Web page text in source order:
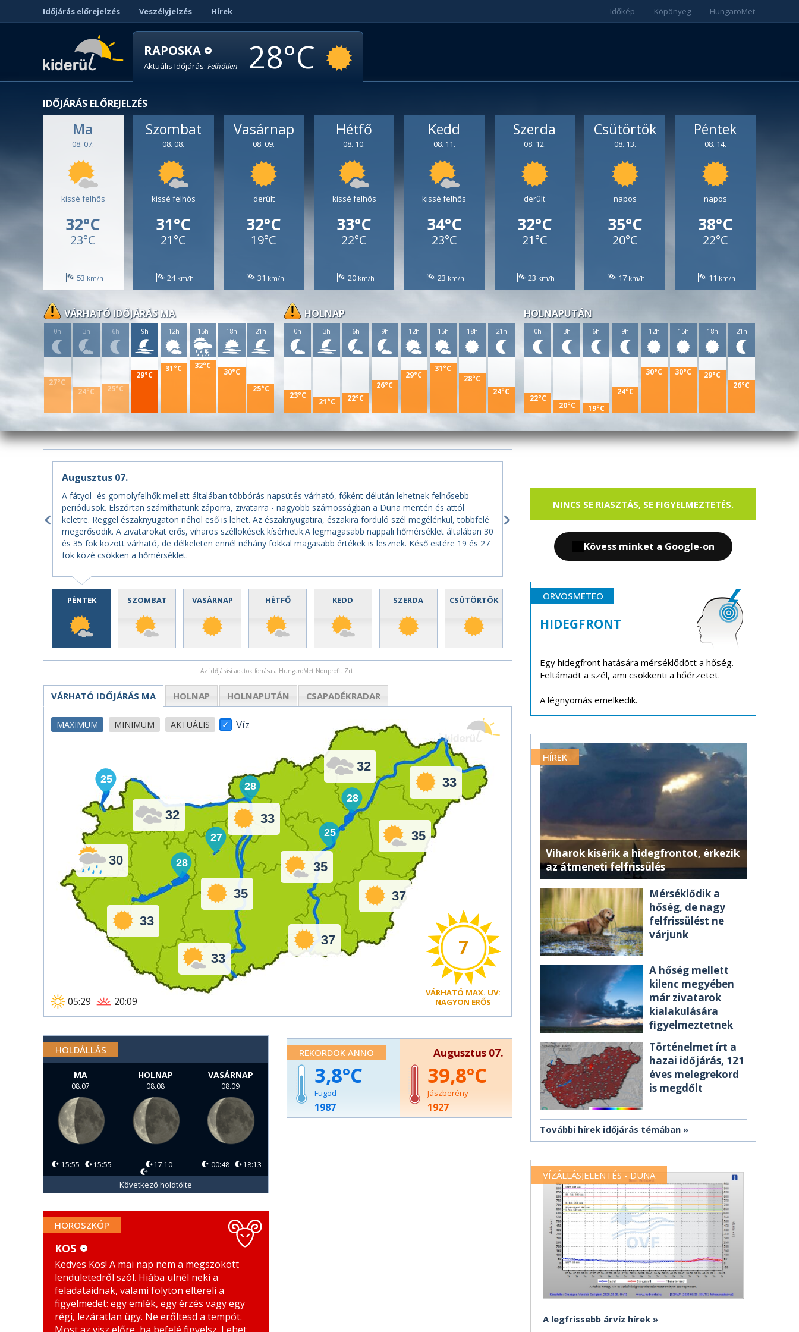
Időjárás előrejelzés Veszélyjelzés Hírek HungaroMet
Köpönyeg
Időkép
RAPOSKA
Aktuális Időjárás: Felhőtlen 28
IDŐJÁRÁS ELŐREJELZÉS
Ma
08. 07.
kissé felhős
32°C
23°C
53
Szombat
08. 08.
kissé felhős
31°C
21°C
24
Vasárnap
08. 09.
derült
32°C
19°C
31
Hétfő
08. 10.
kissé felhős
33°C
22°C
20
Kedd
08. 11.
kissé felhős
34°C
23°C
23
Szerda
08. 12.
derült
32°C
21°C
23
Csütörtök
08. 13.
napos
35°C
20°C
17
Péntek
08. 14.
napos
38°C
22°C
11
VÁRHATÓ IDŐJÁRÁS MA
0h
27°C
3h
24°C
6h
25°C
9h
29°C
12h
31°C
15h
32°C
18h
30°C
21h
25°C
HOLNAP
0h
23°C
3h
21°C
6h
22°C
9h
26°C
12h
29°C
15h
31°C
18h
28°C
21h
24°C
HOLNAPUTÁN
0h
22°C
3h
20°C
6h
19°C
9h
24°C
12h
30°C
15h
30°C
18h
29°C
21h
26°C
Augusztus 07.
A fátyol- és gomolyfelhők mellett általában többórás napsütés várható, főként délután lehetnek felhősebb
periódusok. Elszórtan számíthatunk záporra, zivatarra - nagyobb számosságban a Duna mentén és attól
keletre. Reggel északnyugaton néhol eső is lehet. Az északnyugatira, északira forduló szél megélénkül, többfelé
megerősödik. A zivatarokat erős, viharos széllökések kísérhetik.A legmagasabb nappali hőmérséklet általában 30
és 35 fok között várható, de délkeleten ennél néhány fokkal magasabb értékek is lesznek. Késő estére 19 és 27
fok közé csökken a hőmérséklet.
PÉNTEK SZOMBAT VASÁRNAP HÉTFŐ KEDD SZERDA CSÜTÖRTÖK
Az időjárási adatok forrása a HungaroMet Nonprofit Zrt.
VÁRHATÓ IDŐJÁRÁS MA HOLNAP HOLNAPUTÁN CSAPADÉKRADAR
32
30
33
35
33
37
35
33
32
37
35
33
28
28
27
25
25
28
05:29 20:09
7
VÁRHATÓ MAX. UV:
NAGYON ERŐS
Víz
MAXIMUM MINIMUM AKTUÁLIS
HOLDÁLLÁS
MA
08.07
15:55 15:55
HOLNAP
08.08
17:10
VASÁRNAP
08.09
00:48 18:13
Következő holdtölte
HOROSZKÓP
KOS
BIKA
IKREK
MÉRLEG
SKORPIÓ
NYILAS
KOS
Kedves Kos! A mai nap nem a megszokott
lendületedről szól. Hiába ülnél neki a
feladataidnak, valami folyton eltereli a
figyelmedet: egy emlék, egy érzés vagy egy
régi, lezáratlan ügy. Ne erőltesd a tempót.
REKORDOK ANNO Augusztus 07.
3,8
Fügöd
1987
39,8
Jászberény
1927
NINCS SE RIASZTÁS, SE FIGYELMEZTETÉS.
Kövess minket a Google-on
ORVOSMETEO
HIDEGFRONT
Egy hidegfront hatására mérséklődött a hőség.
Feltámadt a szél, ami csökkenti a hőérzetet.
A légnyomás emelkedik.
HÍREK
Viharok kísérik a hidegfrontot, érkezik
az átmeneti felfrissülés
Mérséklődik a
hőség, de nagy
felfrissülést ne
várjunk
A hőség mellett
kilenc megyében
már zivatarok
kialakulására
figyelmeztetnek
Történelmet írt a
hazai időjárás, 121
éves melegrekord
is megdőlt
További hírek időjárás témában
VÍZÁLLÁSJELENTÉS - DUNA
A legfrissebb árvíz hírek